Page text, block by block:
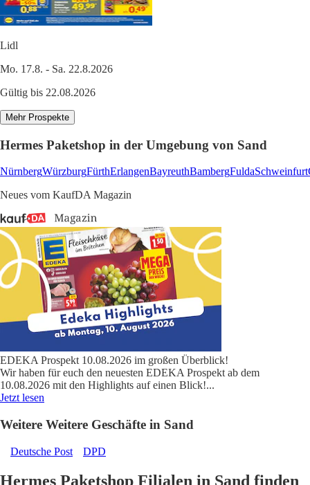
Lidl
Mo. 17.8. - Sa. 22.8.2026
Gültig bis 22.08.2026
Mehr Prospekte
Hermes Paketshop in der Umgebung von Sand
NürnbergWürzburgFürthErlangenBayreuthBambergFuldaSchweinfurt
Neues vom KaufDA Magazin
EDEKA Prospekt 10.08.2026 im großen Überblick!
Wir haben für euch den neuesten EDEKA Prospekt ab dem
10.08.2026 mit den Highlights auf einen Blick!...
Jetzt lesen
Weitere Weitere Geschäfte in Sand
Deutsche Post DPD
Hermes Paketshop Filialen in Sand finden